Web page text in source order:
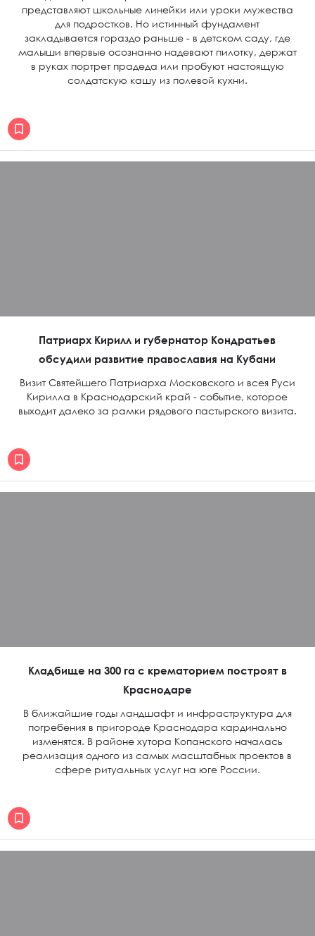
представляют школьные линейки или уроки мужества
для подростков. Но истинный фундамент
закладывается гораздо раньше - в детском саду, где
малыши впервые осознанно надевают пилотку, держат
в руках портрет прадеда или пробуют настоящую
солдатскую кашу из полевой кухни.
Патриарх Кирилл и губернатор Кондратьев
обсудили развитие православия на Кубани
Визит Святейшего Патриарха Московского и всея Руси
Кирилла в Краснодарский край - событие, которое
выходит далеко за рамки рядового пастырского визита.
Кладбище на 300 га с крематорием построят в
Краснодаре
В ближайшие годы ландшафт и инфраструктура для
погребения в пригороде Краснодара кардинально
изменятся. В районе хутора Копанского началась
реализация одного из самых масштабных проектов в
сфере ритуальных услуг на юге России.